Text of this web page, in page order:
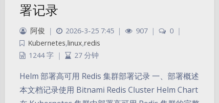
署记录
阿俊 | 2026-3-25 7:45 | 907 | 0 |
Kubernetes,linux,redis
1244 字 | 27 分钟
Helm 部署高可用 Redis 集群部署记录 一、部署概述
本文档记录使用 Bitnami Redis Cluster Helm Chart